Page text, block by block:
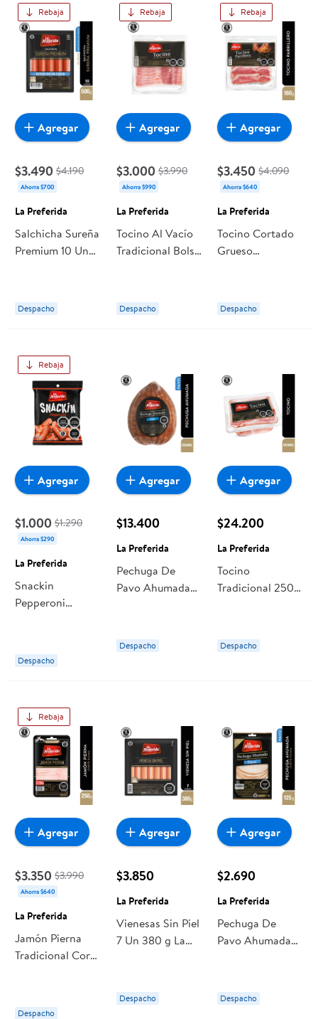
Rebaja
$3.490 $4.190
Ahorra $700
La Preferida
Salchicha Sureña
Premium 10 Un
Despacho
Agregar
Rebaja
$3.000 $3.990
Ahorra $990
La Preferida
Tocino Al Vacío
Tradicional Bolsa
Despacho
Agregar
Rebaja
$3.450 $4.090
Ahorra $640
La Preferida
Tocino Cortado
Grueso
Despacho
Agregar
Rebaja
$1.000 $1.290
Ahorra $290
La Preferida
Snackin
Pepperoni
Despacho
Agregar
$13.400
La Preferida
Pechuga De
Pavo Ahumada
Despacho
Agregar
$24.200
La Preferida
Tocino
Tradicional 250
Despacho
Agregar
Rebaja
$3.350 $3.990
Ahorra $640
La Preferida
Jamón Pierna
Tradicional Corte
Despacho
Agregar
$3.850
La Preferida
Vienesas Sin Piel
7 Un 380 g La
Despacho
Agregar
$2.690
La Preferida
Pechuga De
Pavo Ahumada
Despacho
Agregar